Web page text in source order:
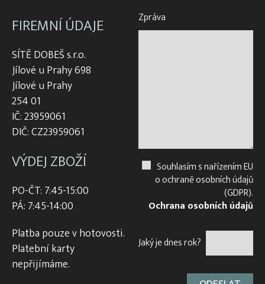
FIREMNÍ ÚDAJE
SÍTĚ DOBEŠ s.r.o.
Jílové u Prahy 698
Jílové u Prahy
254 01
IČ: 23959061
DIČ: CZ23959061
VÝDEJ ZBOŽÍ
PO-ČT: 7:45-15:00
PÁ: 7:45-14:00
Platba pouze v hotovosti.
Platební karty
nepřijímáme.
Zpráva
Souhlasím s nařízením EU
o ochraně osobních údajů
(GDPR).
Ochrana osobních údajů
Jaký je dnes rok?